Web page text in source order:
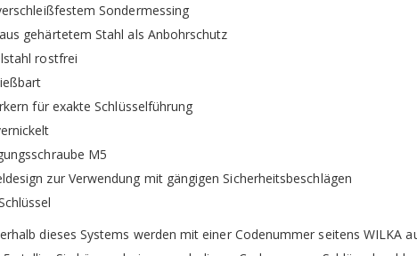
Sondermessing
gehärtetem Stahl als Anbohrschutz
rostfrei
für exakte Schlüsselführung
M5
zur Verwendung mit gängigen Sicherheitsbeschlägen
dieses Systems werden mit einer Codenummer seitens WILKA